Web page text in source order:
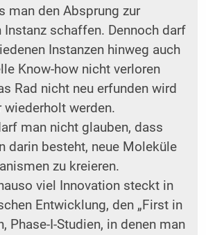
man den Absprung zur
Instanz schaffen. Dennoch darf
Instanzen hinweg auch
Know-how nicht verloren
Rad nicht neu erfunden wird
wiederholt werden.
man nicht glauben, dass
darin besteht, neue Moleküle
zu kreieren.
viel Innovation steckt in
Entwicklung, den „First in
Phase-I-Studien, in denen man